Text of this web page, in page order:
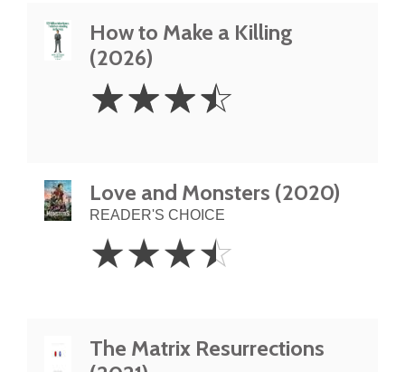
How to Make a Killing
(2026)
3.5
Stars
☆☆☆☆
Love and Monsters (2020)
READER'S CHOICE
3.5
Stars
☆☆☆☆
The Matrix Resurrections